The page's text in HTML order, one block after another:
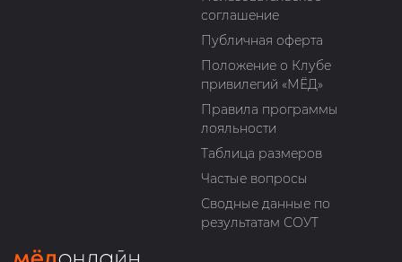
соглашение
Публичная оферта
Положение о Клубе
привилегий «МЁД»
Правила программы
лояльности
Таблица размеров
Частые вопросы
Сводные данные по
результатам СОУТ